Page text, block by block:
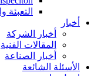
التعبئة
أخبار
أخبار الشركة
المقالات الفنية
أخبار الصناعة
الأسئلة الشائعة